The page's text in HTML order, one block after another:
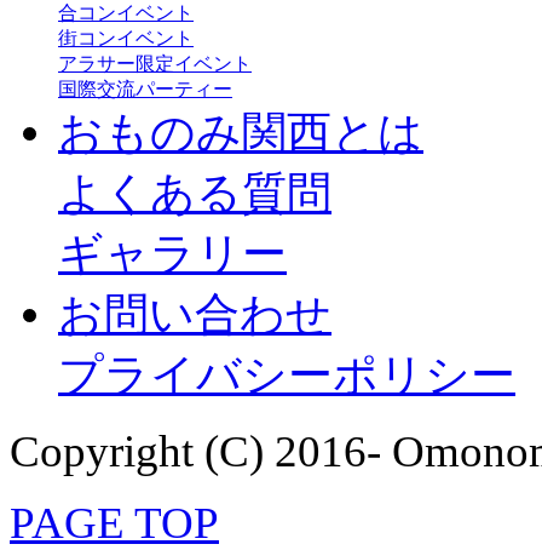
合コンイベント
街コンイベント
アラサー限定イベント
国際交流パーティー
おものみ関西とは
よくある質問
ギャラリー
お問い合わせ
プライバシーポリシー
Copyright (C) 2016-
PAGE TOP